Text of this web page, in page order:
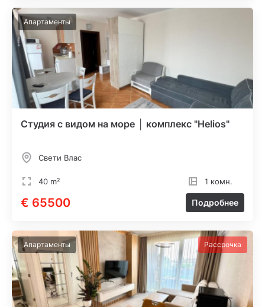
Апартаменты
Студия с видом на море │ комплекс "Helios"
Свети Влас
40 m² 1 комн.
€ 65500 Подробнее
Апартаменты Рассрочка